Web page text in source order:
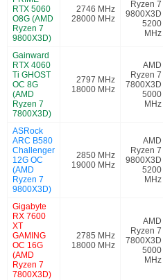
RTX 5060
O8G (AMD
Ryzen 7
9800X3D)
2746 MHz
28000 MHz
Ryzen 7
9800X3D
5200
MHz
Gainward
RTX 4060
Ti GHOST
OC 8G
(AMD
Ryzen 7
7800X3D)
2797 MHz
18000 MHz
AMD
Ryzen 7
7800X3D
5000
MHz
ASRock
ARC B580
Challenger
12G OC
(AMD
Ryzen 7
9800X3D)
2850 MHz
19000 MHz
AMD
Ryzen 7
9800X3D
5200
MHz
Gigabyte
RX 7600
XT
GAMING
OC 16G
(AMD
Ryzen 7
7800X3D)
2785 MHz
18000 MHz
AMD
Ryzen 7
7800X3D
5000
MHz